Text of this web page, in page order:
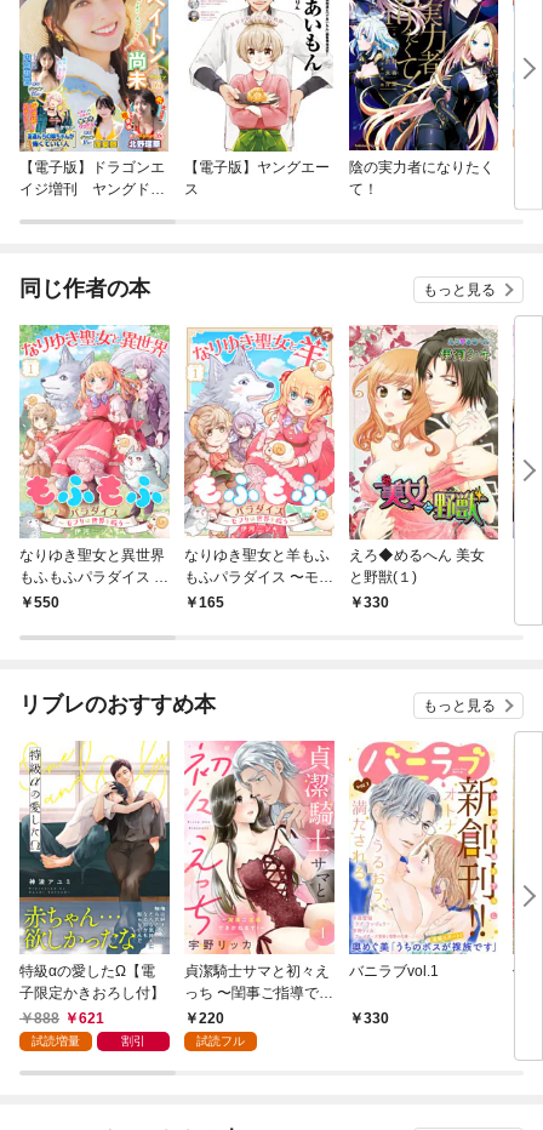
【電子版】ドラゴンエ
イジ増刊 ヤングドラ
【電子版】ヤングエー
ス
陰の実力者になりたく
て！
溺
同じ作者の本 もっと見る
なりゆき聖女と異世界
もふもふパラダイス 〜
モフりは世界を救う〜
付】 第1巻
550
なりゆき聖女と羊もふ
もふパラダイス 〜モフ
りは世界を救う〜 第
165
えろ◆めるへん 美女
と野獣(１)
330
リブレのおすすめ本 もっと見る
特級αの愛したΩ【電
子限定かきおろし付】
888
621
試読増量 割引
貞潔騎士サマと初々え
っち 〜閨事ご指導でき
かねます！〜（1）
220
試読フル
バニラブvol.1
330
偽